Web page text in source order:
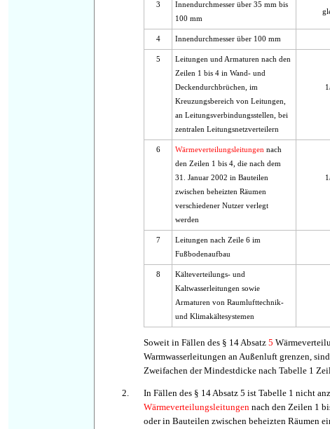
3
Innendurchmesser über 35 mm bis
100 mm
4 Innendurchmesser über 100 mm
5
Leitungen und Armaturen nach den
Zeilen 1 bis 4 in Wand- und
Deckendurchbrüchen, im
Kreuzungsbereich von Leitungen,
an Leitungsverbindungsstellen, bei
zentralen Leitungsnetzverteilern
6 Wärmeverteilungsleitungen nach
den Zeilen 1 bis 4, die nach dem
31. Januar 2002 in Bauteilen
zwischen beheizten Räumen
verschiedener Nutzer verlegt
werden
7
Leitungen nach Zeile 6 im
Fußbodenaufbau
8
Kälteverteilungs- und
Kaltwasserleitungen sowie
Armaturen von Raumlufttechnik-
und Klimakältesystemen
Soweit in Fällen des § 14 Absatz 5
Warmwasserleitungen an Außenluft grenzen,
Zweifachen der Mindestdicke nach Tabelle 1
2.
In Fällen des § 14 Absatz 5 ist Tabelle 1 nicht
Wärmeverteilungsleitungen nach den Zeilen 1
oder in Bauteilen zwischen beheizten Räumen